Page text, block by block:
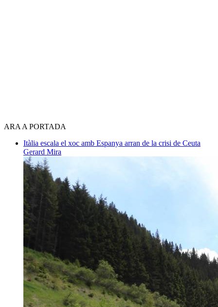
ARA A PORTADA
Itàlia escala el xoc amb Espanya arran de la crisi de Ceuta
Gerard Mira